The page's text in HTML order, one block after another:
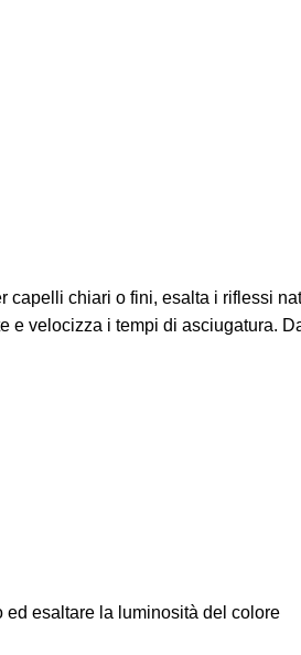
chiari o fini, esalta i riflessi
e velocizza i tempi di asciugatura.
ed esaltare la luminosità del colore